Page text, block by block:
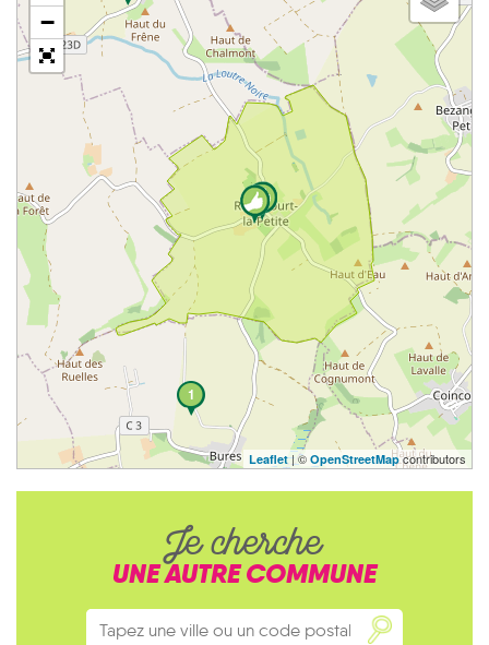
1
−
Leaflet| © OpenStreetMapcontributors
Je cherche
UNE AUTRE COMMUNE